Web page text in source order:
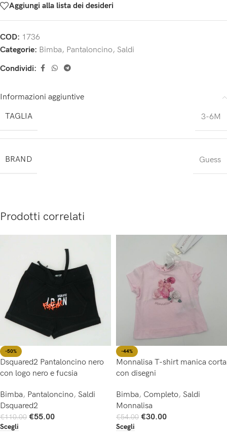
Aggiungi alla lista dei desideri
COD: 1736
Categorie: Bimba, Pantaloncino, Saldi
Condividi:
Informazioni aggiuntive
TAGLIA
3-6M
BRAND Guess
Prodotti correlati
-50%
Dsquared2 Pantaloncino nero
con logo nero e fucsia
Bimba, Pantaloncino, Saldi
Dsquared2
€110.00 €55.00
Scegli
-44%
Monnalisa T-shirt manica corta
con disegni
Bimba, Completo, Saldi
Monnalisa
€54.00 €30.00
Scegli